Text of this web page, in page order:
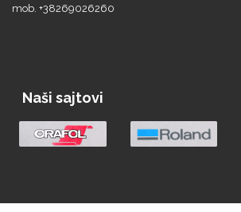
SEFA
mob. +38269026260
Naši sajtovi